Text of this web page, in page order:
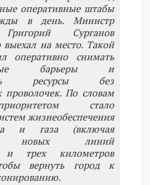
оперативные штабы
в день. Министр
Григорий Сурганов
выехал на место. Такой
оперативно снимать
барьеры и
ресурсы без
проволочек. По словам
стало
жизнеобеспечения
и газа (включая
новых линий
и трех километров
вернуть город к